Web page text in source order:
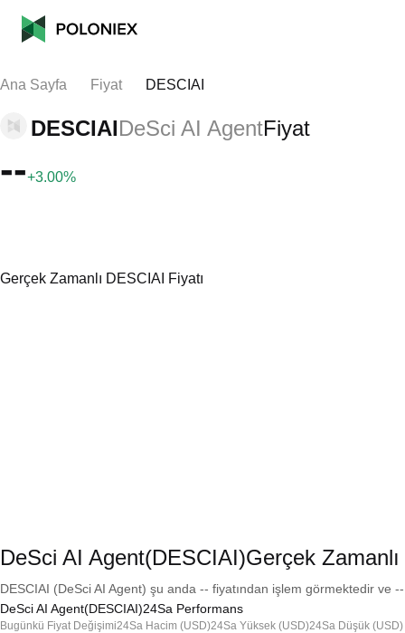
Ana Sayfa Fiyat DESCIAI
DESCIAIDeSci AI AgentFiyat
--+3.00%
Gerçek Zamanlı DESCIAI Fiyatı
DeSci AI Agent(DESCIAI)Gerçek
DESCIAI (DeSci AI Agent) şu anda -- fiyatından işlem görmektedir ve
DeSci AI Agent(DESCIAI)24Sa Performans
Bugünkü Fiyat Değişimi24Sa Hacim (USD)24Sa Yüksek (USD)24Sa Düşük (USD)